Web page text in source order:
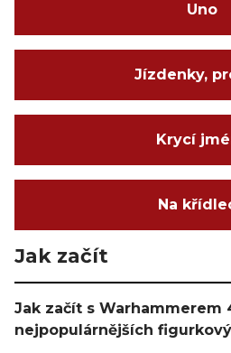
Uno
Jízdenky,
Krycí
Na
Jak začít
Jak začít s Warhammerem
nejpopulárnějších